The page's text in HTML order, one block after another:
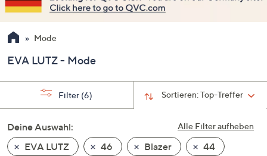
sind,
verwenden
Sie
Pfeiltasten
nach
und
nach
unten
oder
Mode
EVA LUTZ - Mode
Sortieren:Top-Treffer
Filter (6)
Alle Filter aufheben
Deine Auswahl:
EVA LUTZ
46 Blazer
44